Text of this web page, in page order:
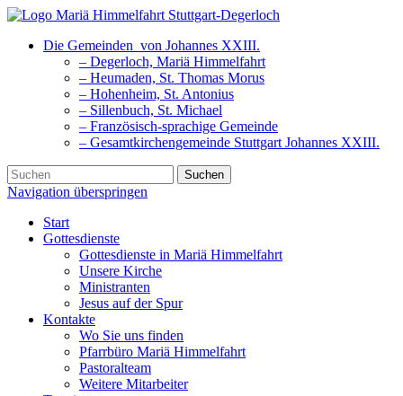
Die Gemeinden von Johannes XXIII.
– Degerloch, Mariä Himmelfahrt
– Heumaden, St. Thomas Morus
– Hohenheim, St. Antonius
– Sillenbuch, St. Michael
– Französisch-sprachige Gemeinde
– Gesamtkirchengemeinde Stuttgart Johannes XXIII.
Suchen
Navigation überspringen
Start
Gottesdienste
Gottesdienste in Mariä Himmelfahrt
Unsere Kirche
Ministranten
Jesus auf der Spur
Kontakte
Wo Sie uns finden
Pfarrbüro Mariä Himmelfahrt
Pastoralteam
Weitere Mitarbeiter